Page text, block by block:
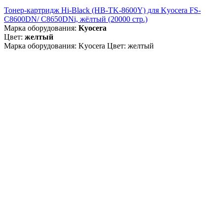
Тонер-картридж Hi-Black (HB-TK-8600Y) для Kyocera FS-
C8600DN/ C8650DNi, жёлтый (20000 стр.)
Марка оборудования: Kyocera
Цвет: желтый
Марка оборудования: Kyocera Цвет: желтый